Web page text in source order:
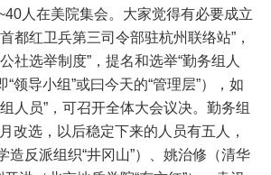
人在美院集会。大家觉得有必要成立
都红卫兵第三司令部驻杭州联络站”，
社选举制度”，提名和选举“勤务组人
“领导小组”或曰今天的“管理层”），如
人员”，可召开全体大会议决。勤务组
改选，以后稳定下来的人员有五人，
造反派组织“井冈山”）、姚治修（清华